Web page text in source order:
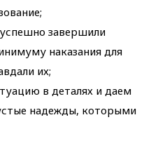
завершили
наказания для
их;
в деталях и даем
надежды, которыми